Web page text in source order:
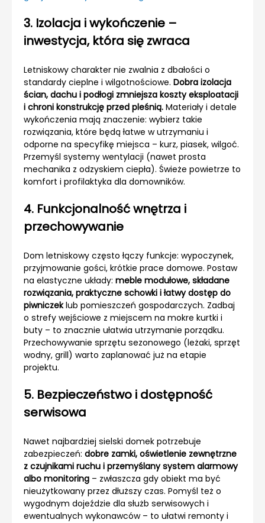
3. Izolacja i wykończenie –
inwestycja, która się zwraca
Letniskowy charakter nie zwalnia z dbałości o
standardy cieplne i wilgotnościowe. Dobra izolacja
ścian, dachu i podłogi zmniejsza koszty eksploatacji
i chroni konstrukcję przed pleśnią. Materiały i detale
wykończenia mają znaczenie: wybierz takie
rozwiązania, które będą łatwe w utrzymaniu i
odporne na specyfikę miejsca – kurz, piasek, wilgoć.
Przemyśl systemy wentylacji (nawet prosta
mechanika z odzyskiem ciepła). Świeże powietrze to
komfort i profilaktyka dla domowników.
4. Funkcjonalność wnętrza i
przechowywanie
Dom letniskowy często łączy funkcje: wypoczynek,
przyjmowanie gości, krótkie prace domowe. Postaw
na elastyczne układy: meble modułowe, składane
rozwiązania, praktyczne schowki i łatwy dostęp do
piwniczeklub pomieszczeń gospodarczych. Zadbaj
o strefy wejściowe z miejscem na mokre kurtki i
buty – to znacznie ułatwia utrzymanie porządku.
Przechowywanie sprzętu sezonowego (leżaki, sprzęt
wodny, grill) warto zaplanować już na etapie
projektu.
5. Bezpieczeństwo i dostępność
serwisowa
Nawet najbardziej sielski domek potrzebuje
zabezpieczeń: dobre zamki, oświetlenie zewnętrzne
z czujnikami ruchu i przemyślany system alarmowy
albo monitoring – zwłaszcza gdy obiekt ma być
nieużytkowany przez dłuższy czas. Pomyśl też o
wygodnym dojeździe dla służb serwisowych i
ewentualnych wykonawców – to ułatwi remonty i